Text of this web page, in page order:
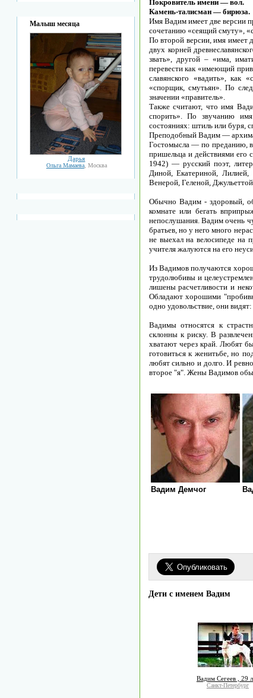
Малыш месяца
Дарья
Ольга Мамаева, Москва
Покровитель имени — вол.
Камень-талисман — бирюза.
Имя Вадим имеет две версии
сочетанию «сеящий смуту»,
По второй версии, имя имеет
двух корней
звать», другой – «има,
перевести как «имеющий
славянского «вадить», как
«спорщик, смутьян». По
значении «правитель».
Также считают, что имя
спорить». По звучанию
состояниях: штиль или буря,
Преподобный Вадим —
Гостомысла — по преданию,
пришельца и действиями
1942) — русский поэт,
Диной, Екатериной, Лилией,
Венерой, Геленой,
Обычно Вадим - здоровый,
комнате или бегать
непослушания. Вадим очень
братьев, но у него много
не выехал на велосипеде на
учителя жалуются на его
Из Вадимов получаются
трудолюбивы и
лишены расчетливости и
Обладают хорошими
одно удовольствие, они
Вадимы относятся к
склонны к риску. В
хватают через край. Любят
готовиться к женитьбе, но
любят сильно и долго. И
второе "я". Жены Вадимов
Вадим Демчог
Дети с именем Вадим
Вадим Сегеев , 29
Санкт-Петербург